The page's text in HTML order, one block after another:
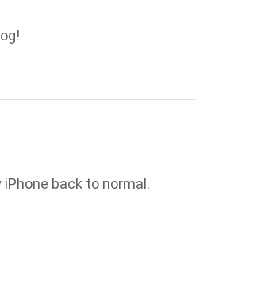
back to normal.